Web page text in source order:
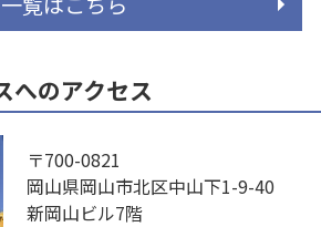
へのアクセス
〒700-0821
岡山県岡山市北区中山下1-9-40
新岡山ビル7階